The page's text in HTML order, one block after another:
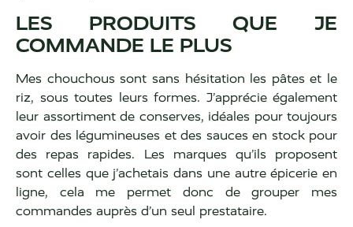
LES PRODUITS QUE JE
COMMANDE LE PLUS
Mes chouchous sont sans hésitation les pâtes et le
riz, sous toutes leurs formes. J’apprécie également
leur assortiment de conserves, idéales pour toujours
avoir des légumineuses et des sauces en stock pour
des repas rapides. Les marques qu’ils proposent
sont celles que j’achetais dans une autre épicerie en
ligne, cela me permet donc de grouper mes
commandes auprès d’un seul prestataire.